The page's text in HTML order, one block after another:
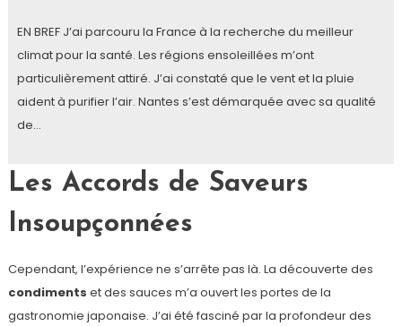
EN BREF J’ai parcouru la France à la recherche du meilleur
climat pour la santé. Les régions ensoleillées m’ont
particulièrement attiré. J’ai constaté que le vent et la pluie
aident à purifier l’air. Nantes s’est démarquée avec sa qualité
de…
Les Accords de Saveurs
Insoupçonnées
Cependant, l’expérience ne s’arrête pas là. La découverte des
condiments et des sauces m’a ouvert les portes de la
gastronomie japonaise. J’ai été fasciné par la profondeur des